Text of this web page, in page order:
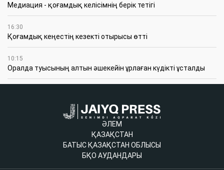
Медиация - қоғамдық келісімнің берік тетігі
16:30
Қоғамдық кеңестің кезекті отырысы өтті
10:15
Оралда туысының алтын әшекейін ұрлаған күдікті ұсталды
ӘЛЕМ
ҚАЗАҚСТАН
БАТЫС ҚАЗАҚСТАН ОБЛЫСЫ
БҚО АУДАНДАРЫ